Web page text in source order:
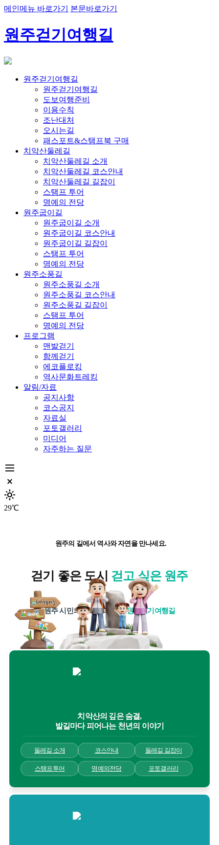
메인메뉴 바로가기 본문바로가기
원주걷기여행길
원주걷기여행길
원주걷기여행길
도보여행준비
이용수칙
조난대처
오시는길
패스포트&스탬프북 구매
치악산둘레길
치악산둘레길 소개
치악산둘레길 코스안내
치악산둘레길 길잡이
스탬프 투어
명예의 전당
원주굽이길
원주굽이길 소개
원주굽이길 코스안내
원주굽이길 길잡이
스탬프 투어
명예의 전당
원주소풍길
원주소풍길 소개
원주소풍길 코스안내
원주소풍길 길잡이
스탬프 투어
명예의 전당
프로그램
맨발걷기
함께걷기
에코플로킹
역사문화트레킹
알림/자료
공지사항
코스공지
자료실
포토갤러리
미디어
자주하는 질문
dehaze
close_small
light_mode
29℃
원주의 길에서 역사와 자연을 만나세요.
걷기 좋은 도시 걷고 싶은 원주
원주 시민의 활기찬 파트너원주걷기여행길
치악산의 깊은 숨결,
발길마다 피어나는 천년의 이야기
둘레길 소개 코스안내 둘레길 길잡이
스탬프투어 명예의전당 포토갤러리